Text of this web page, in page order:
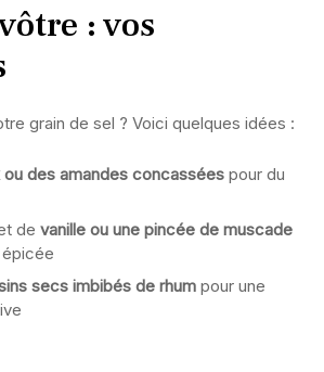
: vos
grain de sel ? Voici quelques idées :
ou des amandes concassées pour du
de vanille ou une pincée de muscade
secs imbibés de rhum pour une